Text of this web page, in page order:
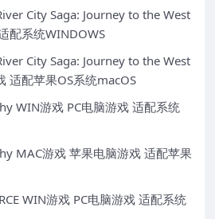
City Saga: Journey to the West
配系统WINDOWS
City Saga: Journey to the West
适配苹果OS系统macOS
WIN游戏 PC电脑游戏 适配系统
MAC游戏 苹果电脑游戏 适配苹果
WIN游戏 PC电脑游戏 适配系统